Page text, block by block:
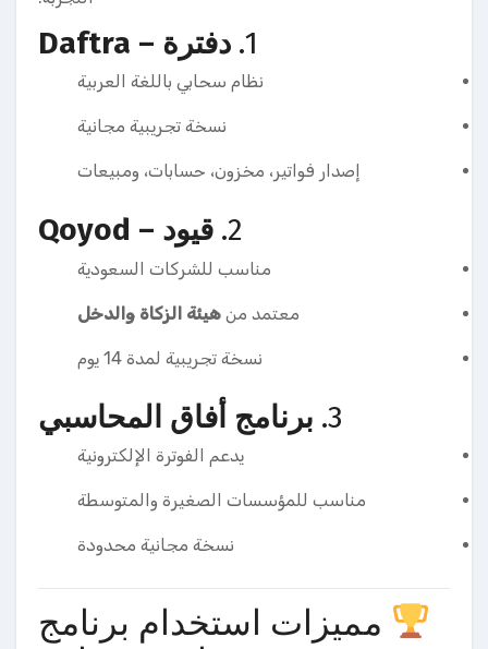
1. دفترة – Daftra
نظام سحابي باللغة العربية
نسخة تجريبية مجانية
إصدار فواتير، مخزون، حسابات، ومبيعات
2. قيود – Qoyod
مناسب للشركات السعودية
معتمد من هيئة الزكاة والدخل
نسخة تجريبية لمدة 14 يوم
3. برنامج أفاق المحاسبي
يدعم الفوترة الإلكترونية
مناسب للمؤسسات الصغيرة والمتوسطة
نسخة مجانية محدودة
مميزات استخدام برنامج